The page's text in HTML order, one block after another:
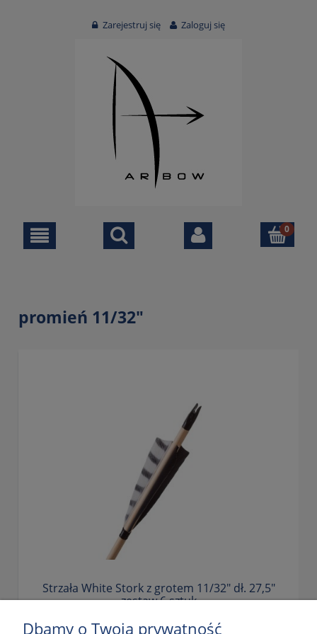
Zarejestruj się Zaloguj się
promień 11/32"
Strzała White Stork z grotem 11/32" dł. 27,5"
zestaw 6 sztuk
Dbamy o Twoją prywatność